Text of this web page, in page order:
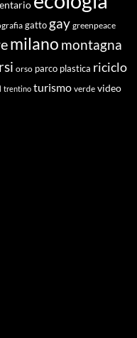
gatto gay greenpeace
milano montagna
orso parco plastica riciclo
trentino turismo verde video